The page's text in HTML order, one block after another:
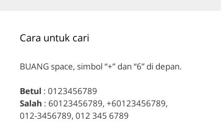
Cara untuk cari
BUANG space, simbol “+” dan “6” di depan.
Betul : 0123456789
Salah : 60123456789, +60123456789,
012-3456789, 012 345 6789